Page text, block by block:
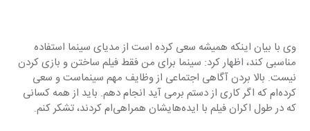
وی با بیان اینکه همیشه سعی کرده است از مدیای سینما استفاده
مناسبی کند، اظهار کرد: سینما برای من فقط فیلم ساختن و بازی کردن
نیست. بالا بردن آگاهی اجتماعی از وظایف مهم سینماست و سعی
کرده‌ام که اگر کاری از دستم برمی آید انجام دهم. باید از همه کسانی
که در طول اکران فیلم با ایده‌هایشان همراهی‌ام کردند، تشکر کنم.